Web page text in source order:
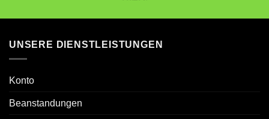
UNSERE DIENSTLEISTUNGEN
Konto
Beanstandungen